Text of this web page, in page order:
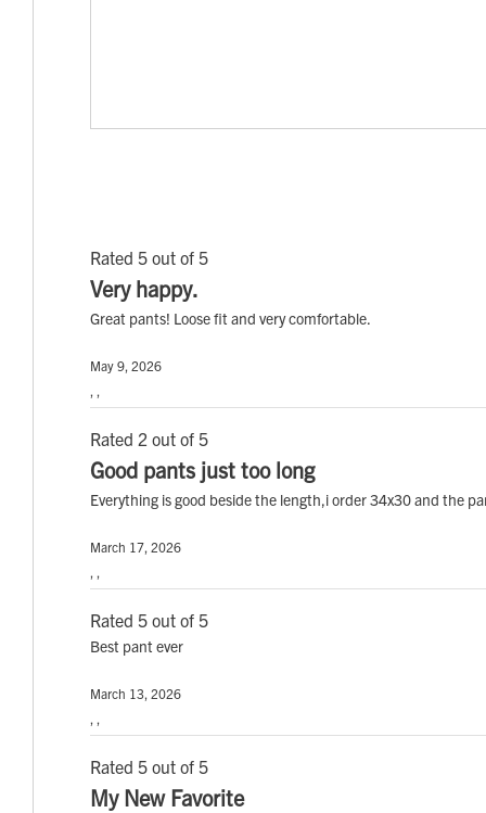
Rated 5 out of 5
Very happy.
Great pants! Loose fit and very comfortable.
May 9, 2026
Rated 2 out of 5
Good pants just too long
Everything is good beside the length,i order 34x30 and the
March 17, 2026
Rated 5 out of 5
Best pant ever
March 13, 2026
Rated 5 out of 5
My New Favorite